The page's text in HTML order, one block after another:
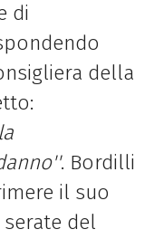
di
della
. Bordilli
il suo
del